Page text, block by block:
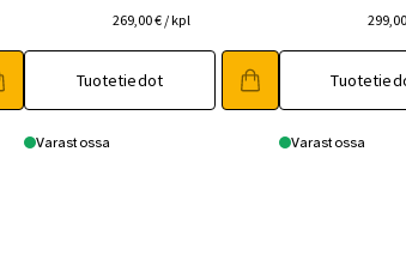
269,00€ / kpl
Tuotetiedot
Varastossa
299,00
Varastossa